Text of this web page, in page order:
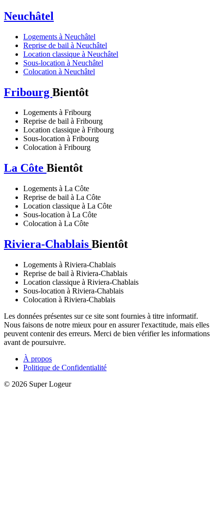
Neuchâtel
Logements à Neuchâtel
Reprise de bail à Neuchâtel
Location classique à Neuchâtel
Sous-location à Neuchâtel
Colocation à Neuchâtel
Fribourg Bientôt
Logements à Fribourg
Reprise de bail à Fribourg
Location classique à Fribourg
Sous-location à Fribourg
Colocation à Fribourg
La Côte Bientôt
Logements à La Côte
Reprise de bail à La Côte
Location classique à La Côte
Sous-location à La Côte
Colocation à La Côte
Riviera-Chablais Bientôt
Logements à Riviera-Chablais
Reprise de bail à Riviera-Chablais
Location classique à Riviera-Chablais
Sous-location à Riviera-Chablais
Colocation à Riviera-Chablais
Les données présentes sur ce site sont fournies à titre informatif.
Nous faisons de notre mieux pour en assurer l'exactitude, mais elles
peuvent contenir des erreurs. Merci de bien vérifier les informations
avant de poursuivre.
À propos
Politique de Confidentialité
© 2026 Super Logeur